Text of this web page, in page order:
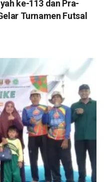
ke-113 dan Pra-
Turnamen Futsal